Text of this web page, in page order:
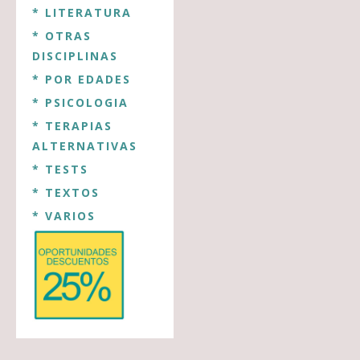
* LITERATURA
* OTRAS
DISCIPLINAS
* POR EDADES
* PSICOLOGIA
* TERAPIAS
ALTERNATIVAS
* TESTS
* TEXTOS
* VARIOS